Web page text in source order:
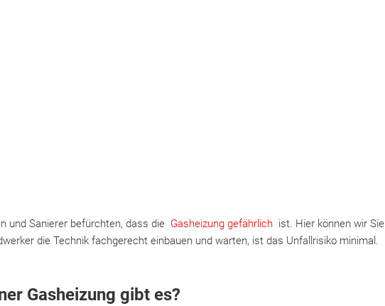
und Sanierer befürchten, dass die Gasheizung gefährlich ist. Hier können wir Sie
die Technik fachgerecht einbauen und warten, ist das Unfallrisiko minimal.
Gasheizung gibt es?